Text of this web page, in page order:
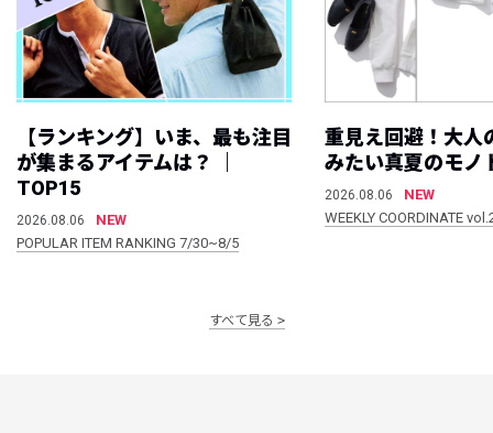
【ランキング】いま、最も注目
が集まるアイテムは？ ｜
TOP15
2026.08.06
NEW
POPULAR ITEM RANKING 7/30~8/5
重見え回避！大人
みたい真夏のモノ
2026.08.06
NEW
WEEKLY COORDINATE
すべて見る